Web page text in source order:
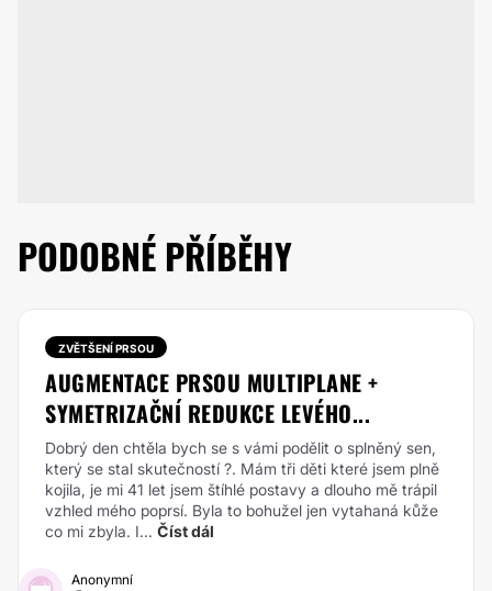
PODOBNÉ PŘÍBĚHY
ZVĚTŠENÍ PRSOU
AUGMENTACE PRSOU MULTIPLANE +
SYMETRIZAČNÍ REDUKCE LEVÉHO...
Dobrý den chtěla bych se s vámi podělit o splněný sen,
který se stal skutečností ?. Mám tři děti které jsem plně
kojila, je mi 41 let jsem štíhlé postavy a dlouho mě trápil
vzhled mého poprsí. Byla to bohužel jen vytahaná kůže
co mi zbyla. I... Číst dál
Anonymní